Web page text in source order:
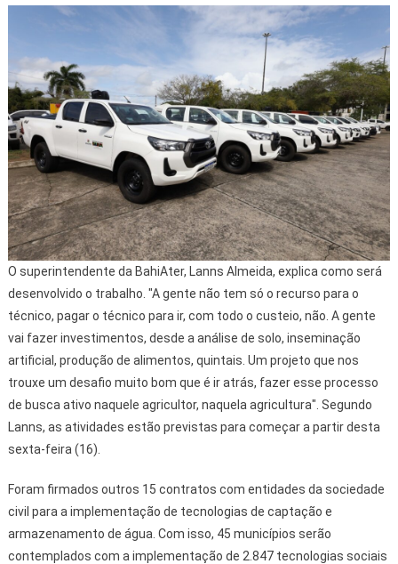
O superintendente da BahiAter, Lanns Almeida, explica como será
desenvolvido o trabalho. "A gente não tem só o recurso para o
técnico, pagar o técnico para ir, com todo o custeio, não. A gente
vai fazer investimentos, desde a análise de solo, inseminação
artificial, produção de alimentos, quintais. Um projeto que nos
trouxe um desafio muito bom que é ir atrás, fazer esse processo
de busca ativo naquele agricultor, naquela agricultura". Segundo
Lanns, as atividades estão previstas para começar a partir desta
sexta-feira (16).
Foram firmados outros 15 contratos com entidades da sociedade
civil para a implementação de tecnologias de captação e
armazenamento de água. Com isso, 45 municípios serão
contemplados com a implementação de 2.847 tecnologias sociais